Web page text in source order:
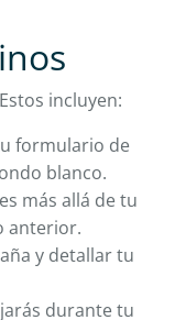
incluyen:
formulario de
blanco.
más allá de tu
anterior.
y detallar tu
durante tu